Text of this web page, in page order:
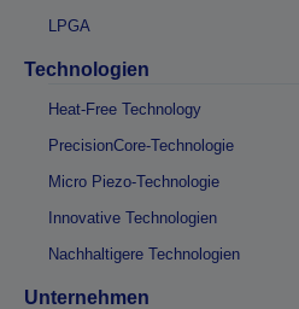
LPGA
Technologien
Heat-Free Technology
PrecisionCore-Technologie
Micro Piezo-Technologie
Innovative Technologien
Nachhaltigere Technologien
Unternehmen